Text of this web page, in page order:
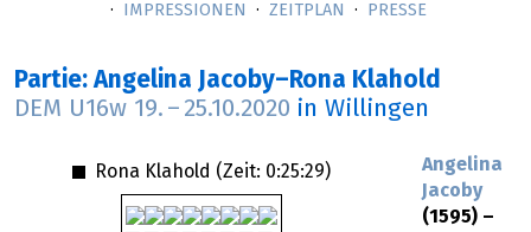
IMPRESSIONEN
ZEITPLAN PRESSE
Partie: Angelina Jacoby–Rona Klahold
DEM U16w 19. – 25.10.2020 in Willingen
Rona Klahold (Zeit: 0:25:29)
Angelina
Jacoby
(1595) –